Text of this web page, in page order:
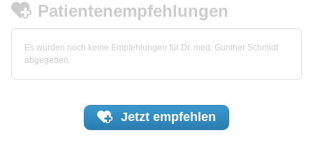
Patientenempfehlungen
Es wurden noch keine Empfehlungen für Dr. med. Gunther Schmidt
abgegeben.
Jetzt empfehlen